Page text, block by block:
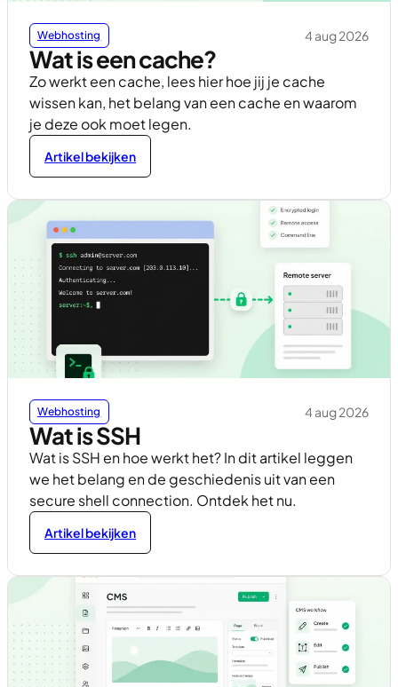
Webhosting 4 aug 2026
Wat is een cache?
Zo werkt een cache, lees hier hoe jij je cache
wissen kan, het belang van een cache en waarom
je deze ook moet legen.
Artikel bekijken
Webhosting 4 aug 2026
Wat is SSH
Wat is SSH en hoe werkt het? In dit artikel leggen
we het belang en de geschiedenis uit van een
secure shell connection. Ontdek het nu.
Artikel bekijken